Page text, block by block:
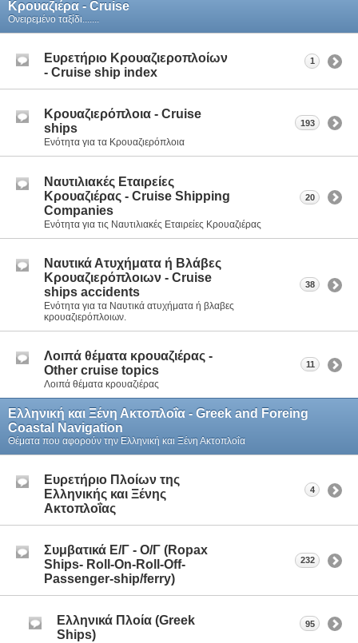
Κρουαζιέρα - Cruise
Ονειρεμένο ταξίδι.......
Ευρετήριο Κρουαζιεροπλοίων
- Cruise ship index
1
Kρουαζιερόπλοια - Cruise
ships
Ενότητα για τα Kρουαζιερόπλοια
193
Nαυτιλιακές Eταιρείες
Κρουαζιέρας - Cruise Shipping
Companies
Ενότητα για τις Ναυτιλιακές Εταιρείες Κρουαζιέρας
20
Ναυτικά Ατυχήματα ή Βλάβες
Κρουαζιερόπλοιων - Cruise
ships accidents
Ενότητα για τα Ναυτικά ατυχήματα ή βλαβες
κρουαζιερόπλοιων.
38
Λοιπά θέματα κρουαζιέρας -
Other cruise topics
Λοιπά θέματα κρουαζιέρας
11
Ελληνική και Ξένη Ακτοπλοΐα - Greek and Foreing
Coastal Navigation
Θέματα που αφορούν την Ελληνική και Ξένη Ακτοπλοΐα
Ευρετήριο Πλοίων της
Ελληνικής και Ξένης
Ακτοπλοΐας
4
Συμβατικά Ε/Γ - Ο/Γ (Ropax
Ships- Roll-On-Roll-Off-
Passenger-ship/ferry)
232
Ελληνικά Πλοία (Greek
Ships)
95